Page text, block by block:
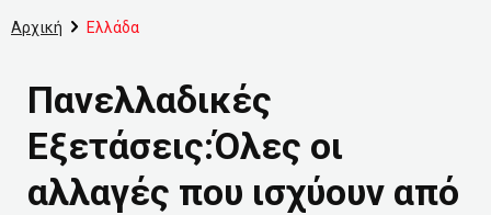
Αρχική Ελλάδα
Πανελλαδικές
Εξετάσεις:Όλες οι
αλλαγές που ισχύουν από